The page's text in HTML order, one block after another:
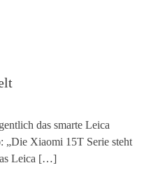
das smarte Leica
„Die Xiaomi 15T Serie steht
Leica […]